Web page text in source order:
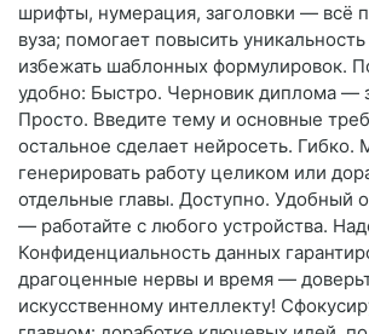
шрифты, нумерация, заголовки — всё
вуза; помогает повысить уникальность
избежать шаблонных формулировок.
удобно: Быстро. Черновик диплома —
Просто. Введите тему и основные
остальное сделает нейросеть. Гибко.
генерировать работу целиком или
отдельные главы. Доступно. Удобный
— работайте с любого устройства.
Конфиденциальность данных
драгоценные нервы и время —
искусственному интеллекту!